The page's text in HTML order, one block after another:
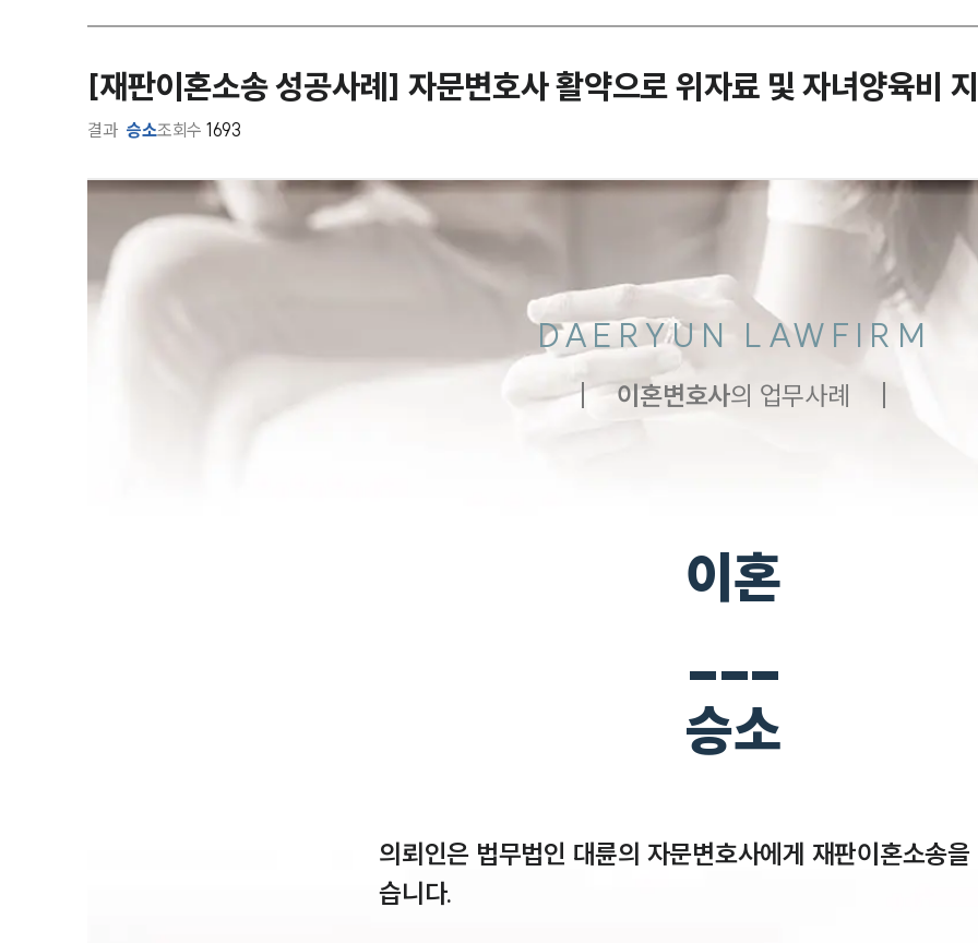
[재판이혼소송 성공사례] 자문변호사 활약으로 위자료 및 자녀양육비
결과 승소조회수 1693
DAERYUN LAWFIRM
이혼변호사의 업무사례
이혼
___
승소
의뢰인은 법무법인 대륜의 자문변호사에게 재판이혼소송
습니다.